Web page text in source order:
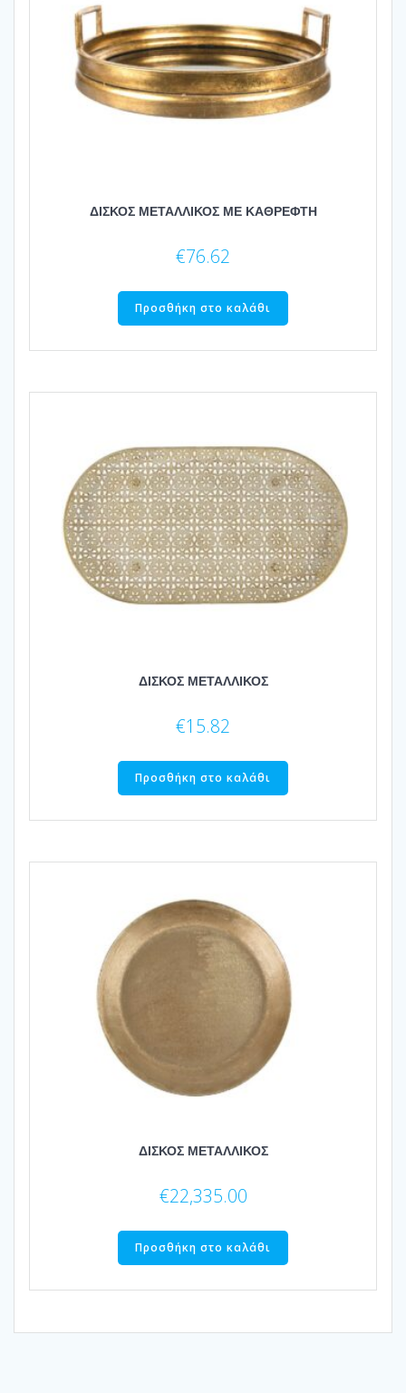
ΔΙΣΚΟΣ ΜΕΤΑΛΛΙΚΟΣ ΜΕ ΚΑΘΡΕΦΤΗ
€76.62
Προσθήκη στο καλάθι
ΔΙΣΚΟΣ ΜΕΤΑΛΛΙΚΟΣ
€15.82
Προσθήκη στο καλάθι
ΔΙΣΚΟΣ ΜΕΤΑΛΛΙΚΟΣ
€22,335.00
Προσθήκη στο καλάθι